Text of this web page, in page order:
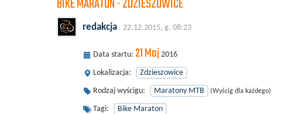
BIKE MARATON - ZDZIESZOWICE
redakcja 22.12.2015, g. 08:23
Data startu: 21 Maj 2016
Lokalizacja: Zdzieszowice
Rodzaj wyścigu: Maratony MTB (Wyścig dla każdego)
Tagi: Bike Maraton